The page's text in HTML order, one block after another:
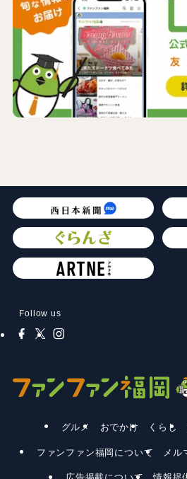
Follow us
グルメ おでかけ くらし
ファンファン福岡について メル